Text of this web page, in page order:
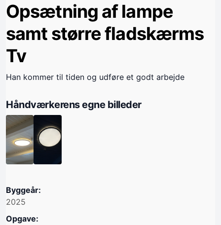
Opsætning af lampe
samt større fladskærms
Tv
Han kommer til tiden og udføre et godt arbejde
Håndværkerens egne billeder
Byggeår:
2025
Opgave: